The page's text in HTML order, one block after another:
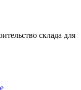
склада для